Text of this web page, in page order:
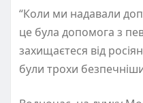
“Коли ми надавали
це була допомога з
захищаєтеся від
були трохи